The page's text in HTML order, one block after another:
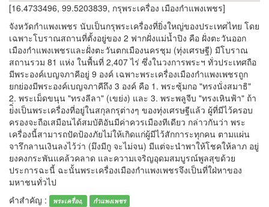
[16.4733496, 99.5203839, กรุพระเครื่อง เมืองกำแพงเพชร]
จังหวัดกำแพงเพชร นับเป็นกรุพระเครื่องที่ยิ่งใหญ่ของประเทศไทย โดย
เฉพาะโบราณสถานที่ตั้งอยู่ของ 2 ฟากฝั่งแม่น้ำปิง คือ ฝั่งตะวันออก
เมืองกำแพงเพชรและฝั่งตะวันตกเมืองนครชุม (ทุ่งเศรษฐี) มีโบราณ
สถานรวม 81 แห่ง ในพื้นที่ 2,407 ไร่ ซึ่งในวงการพระฯ ทั่วประเทศถือ
มีพระองค์เบญจภาคีอยู่ 9 องค์ เฉพาะพระเครื่องเมืองกำแพงเพชรถูก
ยกย่องมีพระองค์เบญจภาคีถึง 3 องค์ คือ 1. พระซุ้มกอ "ทรงนั่งสมาธิ"
2. พระเม็ดขนุน "ทรงลีลา" (เขย่ง) และ 3. พระพลูจีบ "ทรงเหินฟ้า" ถ้า
ย่ิ่งเป็นพระเครื่องที่อยู่ในสกุลกรุต่างๆ ของทุ่งเศรษฐีแล้ว ผู้ที่มีไว้ครอบ
ครองจะถือเสมือนได้สมบัติอันมีค่าควรเมืองทีเดียว กล่าวกันว่า พระ
เครื่องนี้สามารถปัดป้องภัยไม่ให้เกิดแก่ผู้มีไว้สักการะทุกคน ตามแผ่น
จารึกลานเงินลงไว้ว่า (มึงมีกู จะไม่จน) มีแต่จะนำพาให้โชคให้ลาภ อยู่
ยงคงกระพันแคล้วคลาด และความเจริญอุดมสมบูรณ์พูลสุขด้วย
ประการฉะนี้ ฉะนั้นพระเครื่องเมืองกำแพงเพชรจึงเป็นที่ใฝ่หาของ
มหาชนทั่วไป
คำสำคัญ :
พระเครื่อง, กำแพงเพชร